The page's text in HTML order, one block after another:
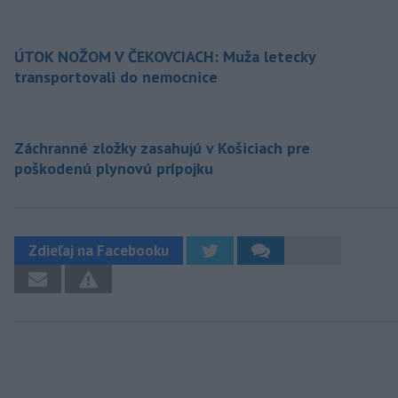
ÚTOK NOŽOM V ČEKOVCIACH: Muža letecky
transportovali do nemocnice
Záchranné zložky zasahujú v Košiciach pre
poškodenú plynovú prípojku
Zdieľaj na Facebooku